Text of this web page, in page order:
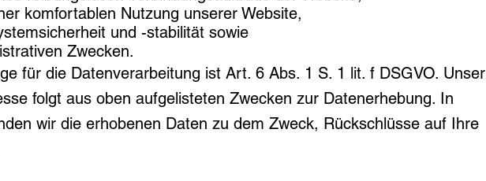
komfortablen Nutzung unserer Website,
und -stabilität sowie
Zwecken.
für die Datenverarbeitung ist Art. 6 Abs. 1 S. 1 lit. f DSGVO. Unser
folgt aus oben aufgelisteten Zwecken zur Datenerhebung. In
wir die erhobenen Daten zu dem Zweck, Rückschlüsse auf Ihre